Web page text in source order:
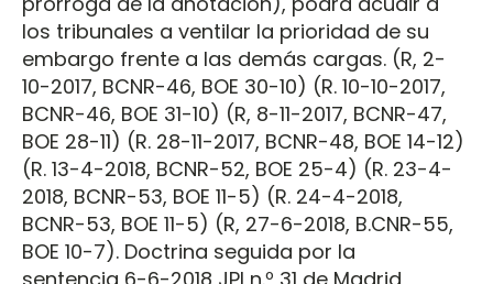
los tribunales a ventilar la prioridad de su
embargo frente a las demás cargas. (R, 2-
10-2017, BCNR-46, BOE 30-10) (R. 10-10-2017,
BCNR-46, BOE 31-10) (R, 8-11-2017, BCNR-47,
BOE 28-11) (R. 28-11-2017, BCNR-48, BOE 14-12)
(R. 13-4-2018, BCNR-52, BOE 25-4) (R. 23-4-
2018, BCNR-53, BOE 11-5) (R. 24-4-2018,
BCNR-53, BOE 11-5) (R, 27-6-2018, B.CNR-55,
BOE 10-7). Doctrina seguida por la